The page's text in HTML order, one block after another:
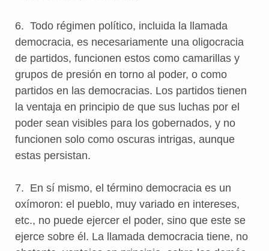
6. Todo régimen político, incluida la llamada
democracia, es necesariamente una oligocracia
de partidos, funcionen estos como camarillas y
grupos de presión en torno al poder, o como
partidos en las democracias. Los partidos tienen
la ventaja en principio de que sus luchas por el
poder sean visibles para los gobernados, y no
funcionen solo como oscuras intrigas, aunque
estas persistan.
7. En sí mismo, el término democracia es un
oxímoron: el pueblo, muy variado en intereses,
etc., no puede ejercer el poder, sino que este se
ejerce sobre él. La llamada democracia tiene, no